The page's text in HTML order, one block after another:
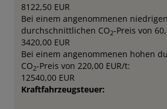
8122,50 EUR
Bei einem angenommenen niedrigen
durchschnittlichen CO2-Preis von
3420,00 EUR
Bei einem angenommenen hohen
CO2-Preis von 220,00 EUR/t:
12540,00 EUR
Kraftfahrzeugsteuer: